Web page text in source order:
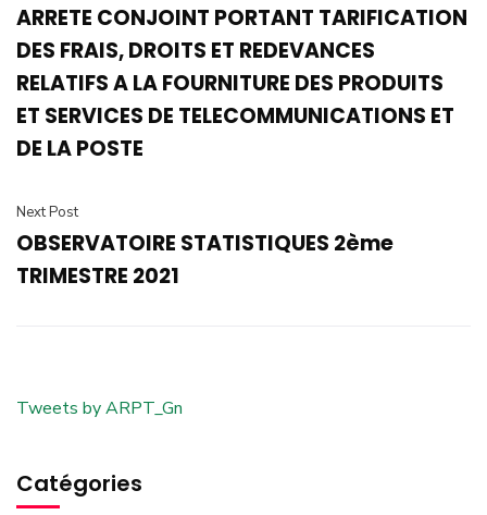
ARRETE CONJOINT PORTANT TARIFICATION
DES FRAIS, DROITS ET REDEVANCES
RELATIFS A LA FOURNITURE DES PRODUITS
ET SERVICES DE TELECOMMUNICATIONS ET
DE LA POSTE
Next Post
OBSERVATOIRE STATISTIQUES 2ème
TRIMESTRE 2021
Tweets by ARPT_Gn
Catégories